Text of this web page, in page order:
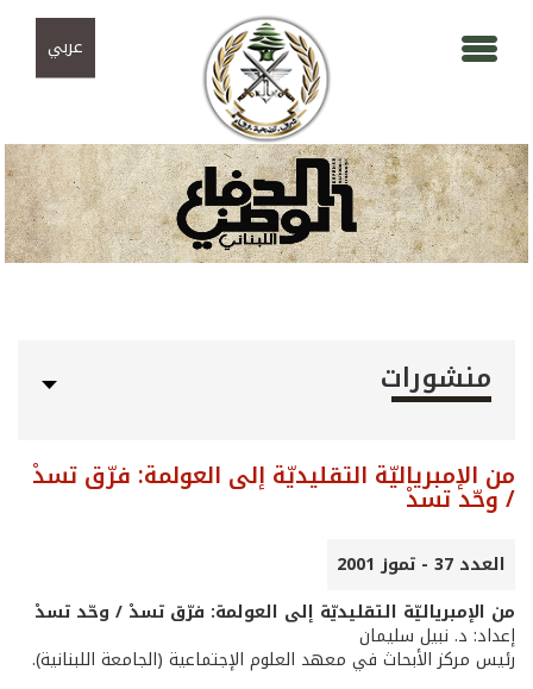
عربي
منشورات
من الإمبرياليّة التقليديّة إلى العولمة: فرّق تسدْ
/ وحّد تسدْ
العدد 37 - تموز 2001
من الإمبرياليّة التقليديّة إلى العولمة: فرّق تسدْ / وحّد تسدْ
إعداد: د. نبيل سليمان
رئيس مركز الأبحاث في معهد العلوم الإجتماعية (الجامعة اللبنانية).